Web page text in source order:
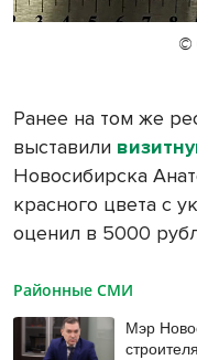
©
Ранее на том же
выставили
Новосибирска
красного цвета с
оценил в 5000
Районные СМИ
Мэр
строителя